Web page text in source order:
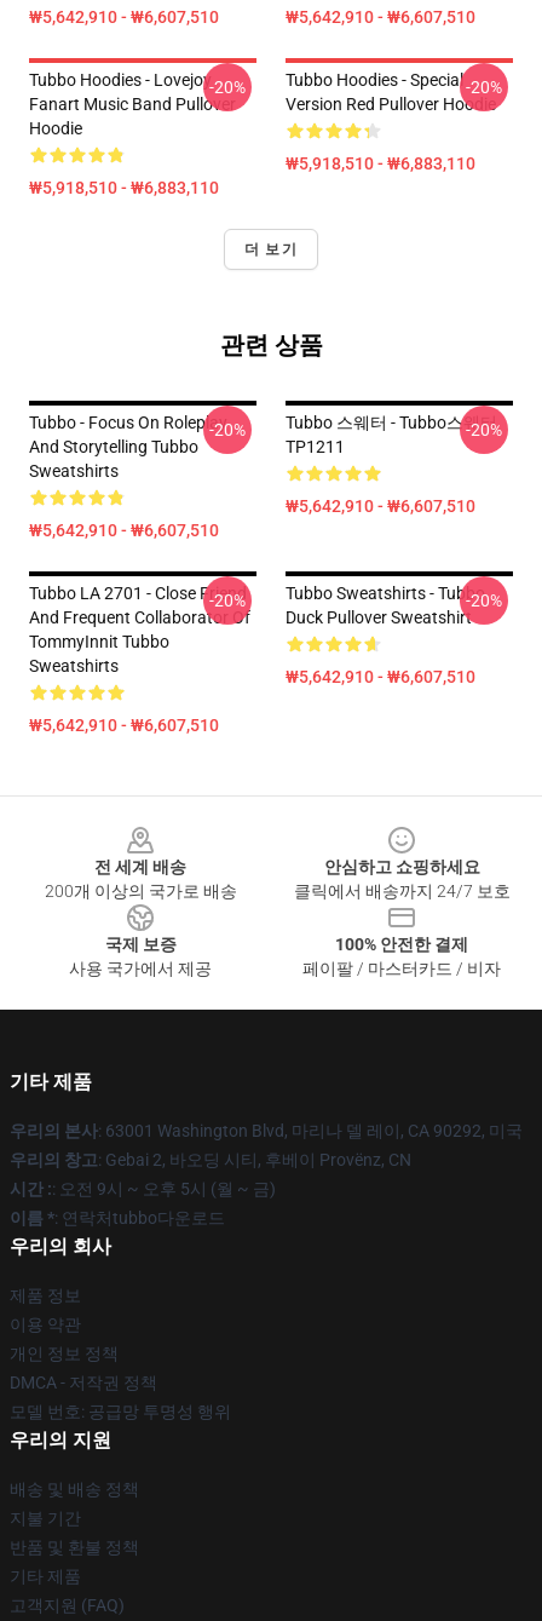
₩5,642,910 - ₩6,607,510 ₩5,642,910 - ₩6,607,510
Tubbo Hoodies - Lovejoy
Fanart Music Band Pullover
Hoodie
₩5,918,510 - ₩6,883,110
-20%
Tubbo Hoodies - Special
Version Red Pullover Hoodie
₩5,918,510 - ₩6,883,110
-20%
더 보기
관련 상품
Tubbo - Focus On Roleplay
And Storytelling Tubbo
Sweatshirts
₩5,642,910 - ₩6,607,510
-20%
Tubbo 스웨터 - Tubbo스웨터
TP1211
₩5,642,910 - ₩6,607,510
-20%
Tubbo LA 2701 - Close Friend
And Frequent Collaborator Of
TommyInnit Tubbo
Sweatshirts
₩5,642,910 - ₩6,607,510
-20%
Tubbo Sweatshirts - Tubbo
Duck Pullover Sweatshirt
₩5,642,910 - ₩6,607,510
-20%
전 세계 배송
200개 이상의 국가로 배송
안심하고 쇼핑하세요
클릭에서 배송까지 24/7 보호
국제 보증
사용 국가에서 제공
100% 안전한 결제
페이팔 / 마스터카드 / 비자
기타 제품
우리의 본사: 63001 Washington Blvd, 마리나 델 레이, CA 90292, 미국
우리의 창고: Gebai 2, 바오딩 시티, 후베이 Provënz, CN
시간 :: 오전 9시 ~ 오후 5시 (월 ~ 금)
이름 *: 연락처tubbo다운로드
우리의 회사
제품 정보
이용 약관
개인 정보 정책
DMCA - 저작권 정책
모델 번호: 공급망 투명성 행위
우리의 지원
배송 및 배송 정책
지불 기간
반품 및 환불 정책
기타 제품
고객지원 (FAQ)